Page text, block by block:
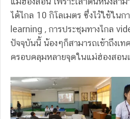
ได้ไกล 10 กิโลเมตร ซึ่งไว้ใข้ใน
learning , การประชุมทางไกล
ปัจจุบันนี้ น้องๆก็สามารถเข้าถึงเท
ครอบคลุมหลายจุดในแม่ฮ่องสอน